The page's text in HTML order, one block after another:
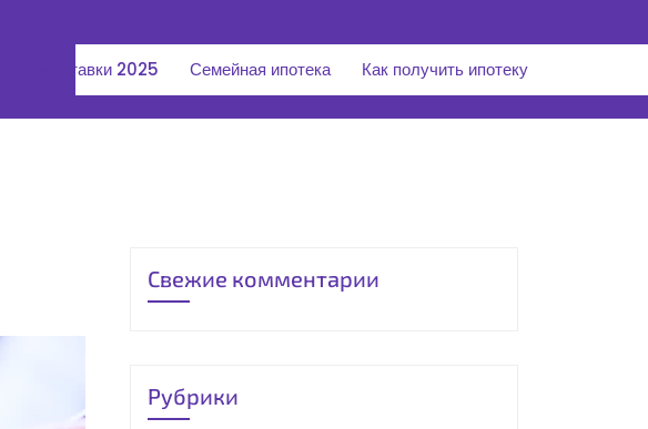
ставки 2025 Семейная ипотека Как получить ипотеку
Свежие комментарии
Рубрики